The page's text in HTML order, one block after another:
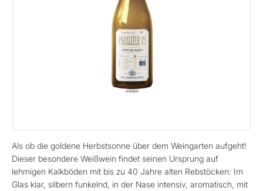
Als ob die goldene Herbstsonne über dem Weingarten aufgeht!
Dieser besondere Weißwein findet seinen Ursprung auf
lehmigen Kalkböden mit bis zu 40 Jahre alten Rebstöcken: Im
Glas klar, silbern funkelnd, in der Nase intensiv, aromatisch, mit